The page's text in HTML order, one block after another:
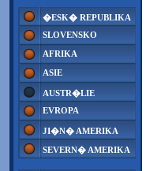
�ESK� REPUBLIKA
SLOVENSKO
AFRIKA
ASIE
AUSTR�LIE
EVROPA
JI�N� AMERIKA
SEVERN� AMERIKA